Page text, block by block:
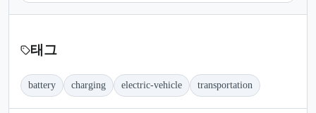
태그
battery charging electric-vehicle transportation